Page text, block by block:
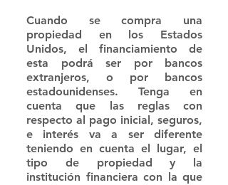
Cuando se compra una
propiedad en los Estados
Unidos, el financiamiento de
esta podrá ser por bancos
extranjeros, o por bancos
estadounidenses. Tenga en
cuenta que las reglas con
respecto al pago inicial, seguros,
e interés va a ser diferente
teniendo en cuenta el lugar, el
tipo de propiedad y la
institución financiera con la que